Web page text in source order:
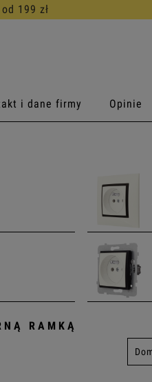
zwrot
i dane firmy Opinie
RAMKĄ